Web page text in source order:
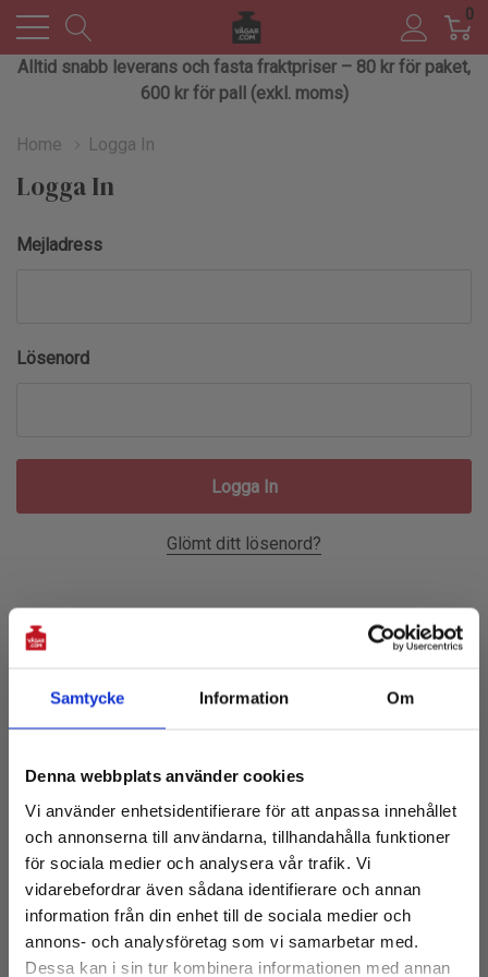
Samtycke Information Om
Denna webbplats använder cookies
Vi använder enhetsidentifierare för att anpassa innehållet
och annonserna till användarna, tillhandahålla funktioner
för sociala medier och analysera vår trafik. Vi
vidarebefordrar även sådana identifierare och annan
information från din enhet till de sociala medier och
annons- och analysföretag som vi samarbetar med.
Dessa kan i sin tur kombinera informationen med annan
0
Alltid snabb leverans och fasta fraktpriser – 80 kr för paket,
600 kr för pall (exkl. moms)
Home Logga In
Logga In
Mejladress
Lösenord
Glömt ditt lösenord?
Skapa ett konto hos oss och du kommer att kunna:
Spara flera leveransadresser
Tillgå din orderhistorik
Spåra nya beställningar
Spara artiklar i din önskelista
Få 10% rabatt på första köpet
och tillgång till de senaste nyheterna
E-
post: